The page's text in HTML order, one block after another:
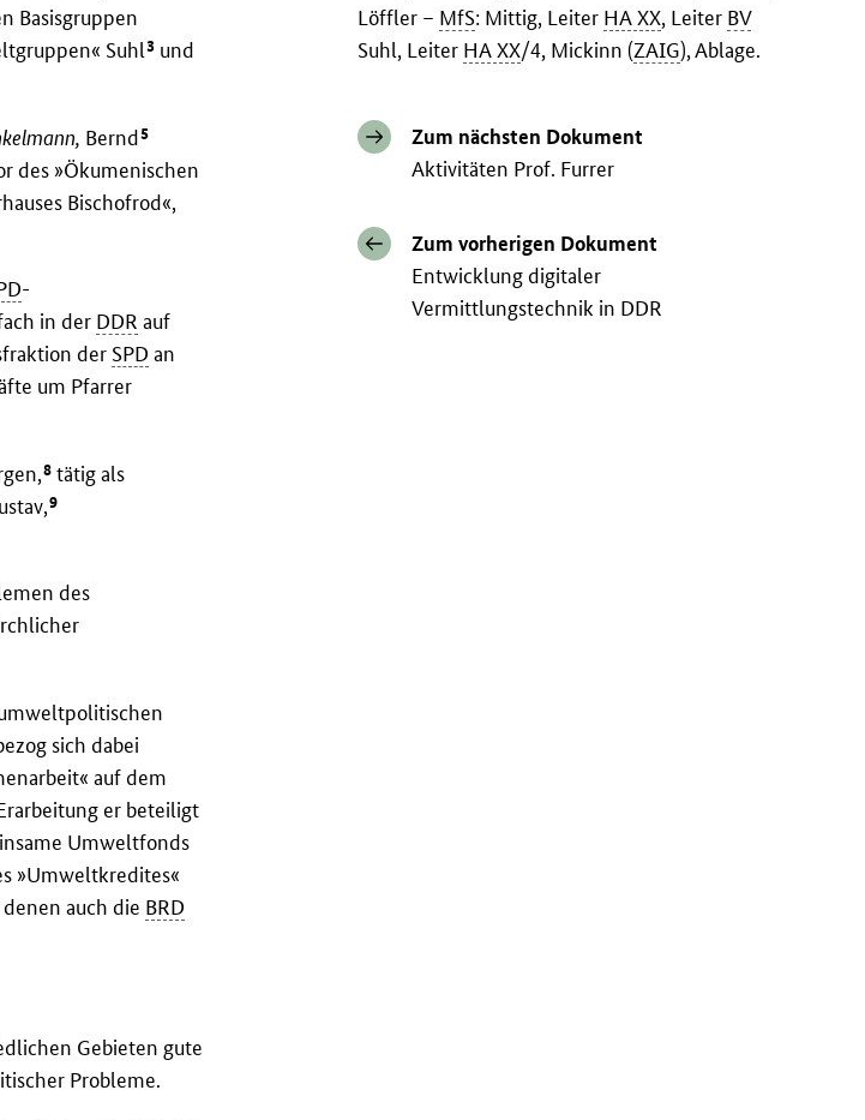
Löffler – MfS: Mittig, Leiter HA XX, Leiter BV
Suhl, Leiter HA XX/4, Mickinn (ZAIG), Ablage.
Zum nächsten Dokument
Aktivitäten Prof. Furrer
Zum vorherigen Dokument
Entwicklung digitaler
Vermittlungstechnik in DDR
Basisgruppen
Suhl3 und
Bernd5
des »Ökumenischen
Bischofrod«,
-
in der DDR auf
der SPD an
um Pfarrer
8 tätig als
9
des
sich dabei
auf dem
er beteiligt
Umweltfonds
»Umweltkredites«
denen auch die BRD
Gebieten gute
Probleme.